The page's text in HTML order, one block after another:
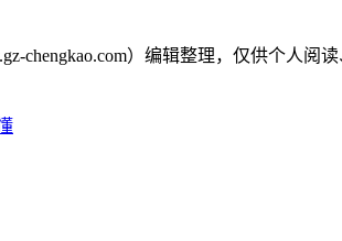
chengkao.com）编辑整理，仅供个人